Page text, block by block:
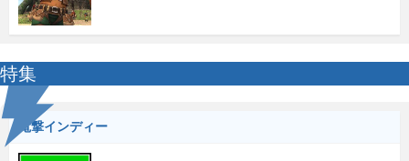
特集
電撃インディー